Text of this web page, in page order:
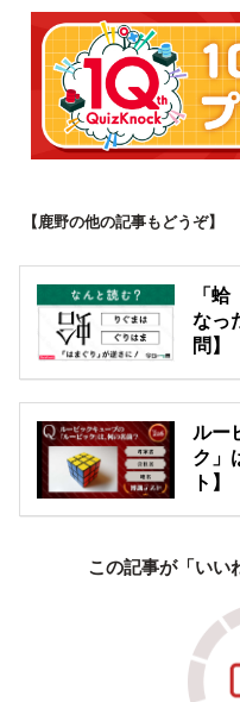
【鹿野の他の記事もどうぞ】
「
なっ
問】
ルー
ク」
ト】
この記事が「いい